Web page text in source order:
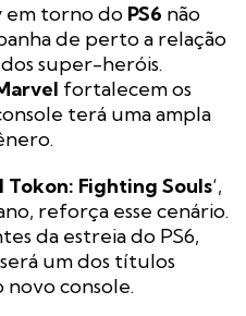
em torno do PS6 não
de perto a relação
dos super-heróis.
fortalecem os
terá uma ampla
Tokon: Fighting Souls‘,
reforça esse cenário.
da estreia do PS6,
um dos títulos
console.